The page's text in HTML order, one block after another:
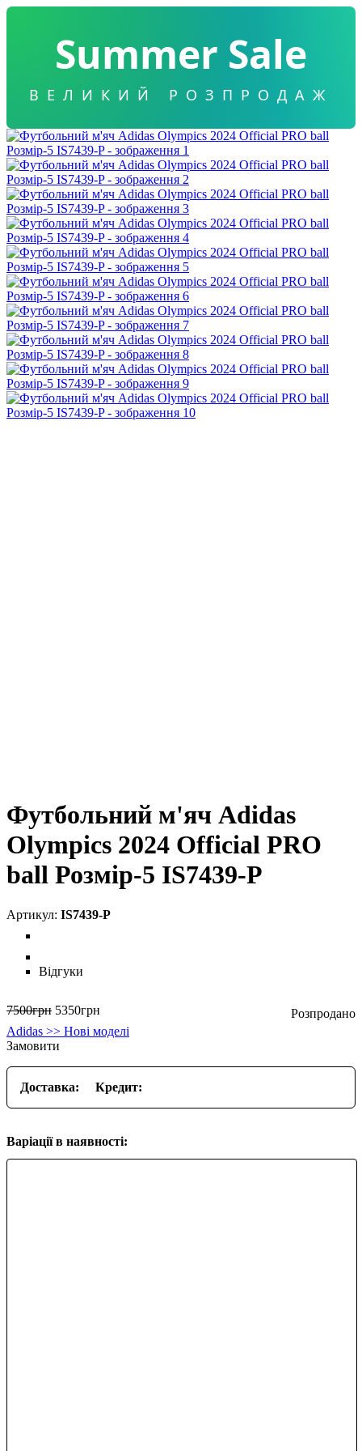
Summer Sale
ВЕЛИКИЙ РОЗПРОДАЖ
Футбольний м'яч Adidas
Olympics 2024 Official PRO
ball Розмір-5 IS7439-P
IS7439-P
Відгуки
7500грн 5350грн
Adidas >> Нові моделі
Замовити
Доставка: Кредит:
Варіації в наявності: